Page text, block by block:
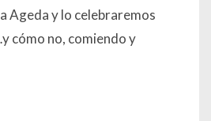
Ageda y lo celebraremos
cómo no, comiendo y